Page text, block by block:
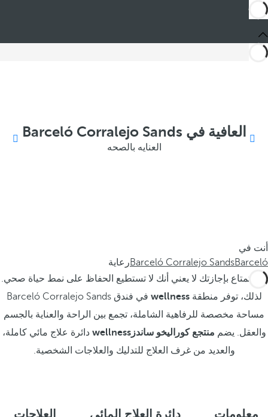
العافية في Barceló Corralejo Sands
العنايه بالصحه
أنت في
Barceló
Barceló Corralejo Sandsرعاية
الاستمتاع بإجازتك لا يعني أنك لا تستطيع الحفاظ على نمط حياة صحي.
لذلك، توفر منطقةwellness
في فندق Barceló Corralejo Sands
مساحة مخصصة للرفاهية الشاملة، تجمع بين الراحة والعناية بالجسم
والعقل. يضم منتجع كوراليخو ساندزwellness
دائرة علاج مائي كاملة،
والعديد من غرف العلاج للتدليك والعلاجات الشخصية.